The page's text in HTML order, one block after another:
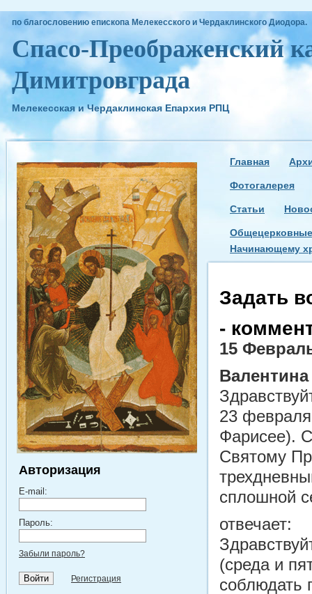
по благословению епископа Мелекесского и Чердаклинского Диодора.
Спасо-Преображенский
Димитровграда
Мелекесская и Чердаклинская Епархия РПЦ
Авторизация
E-mail:
Пароль:
Забыли пароль?
Регистрация
Главная
Фотогалерея
Статьи
Начинающему
Задать
-
15
Валентина
23
Фарисее).
Святому
сплошной
отвечает:
(среда и
соблюдать